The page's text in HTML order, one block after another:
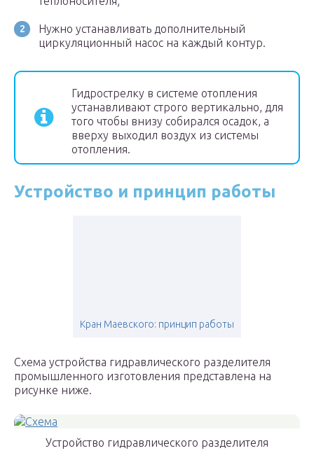
Нужно устанавливать дополнительный
циркуляционный насос на каждый контур.
Гидрострелку в системе отопления
устанавливают строго вертикально, для
того чтобы внизу собирался осадок, а
вверху выходил воздух из системы
отопления.
Устройство и принцип работы
Кран Маевского: принцип работы
Схема устройства гидравлического разделителя
промышленного изготовления представлена на
рисунке ниже.
Устройство гидравлического разделителя